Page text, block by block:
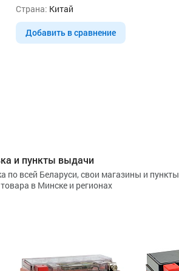
Страна: Китай
Добавить в сравнение
и пункты выдачи
по всей Беларуси, свои магазины и пункты
в Минске и регионах